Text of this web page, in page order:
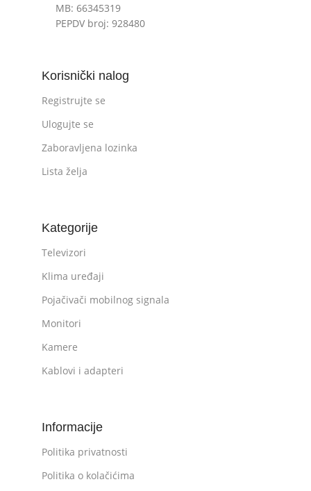
MB: 66345319
PEPDV broj: 928480
Korisnički nalog
Registrujte se
Ulogujte se
Zaboravljena lozinka
Lista želja
Kategorije
Televizori
Klima uređaji
Pojačivači mobilnog signala
Monitori
Kamere
Kablovi i adapteri
Informacije
Politika privatnosti
Politika o kolačićima